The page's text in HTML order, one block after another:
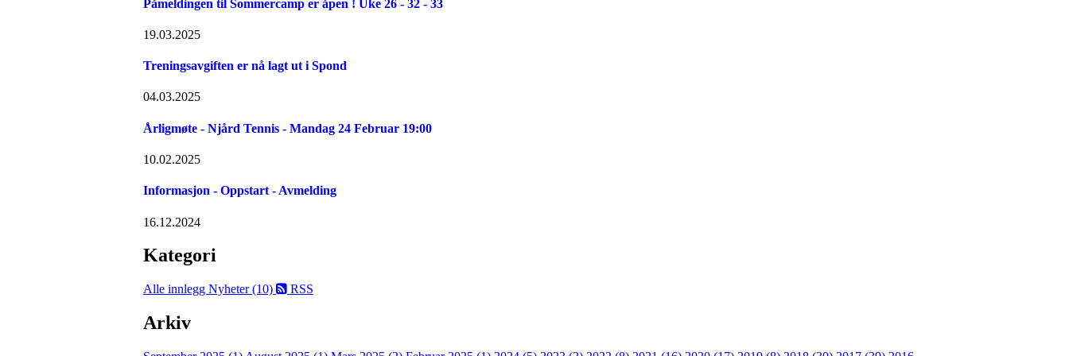
Påmeldingen til Sommercamp er åpen ! Uke 26 - 32 - 33
19.03.2025
Treningsavgiften er nå lagt ut i Spond
04.03.2025
Årligmøte - Njård Tennis - Mandag 24 Februar 19:00
10.02.2025
Informasjon - Oppstart - Avmelding
16.12.2024
Kategori
Alle innlegg Nyheter (10) RSS
Arkiv